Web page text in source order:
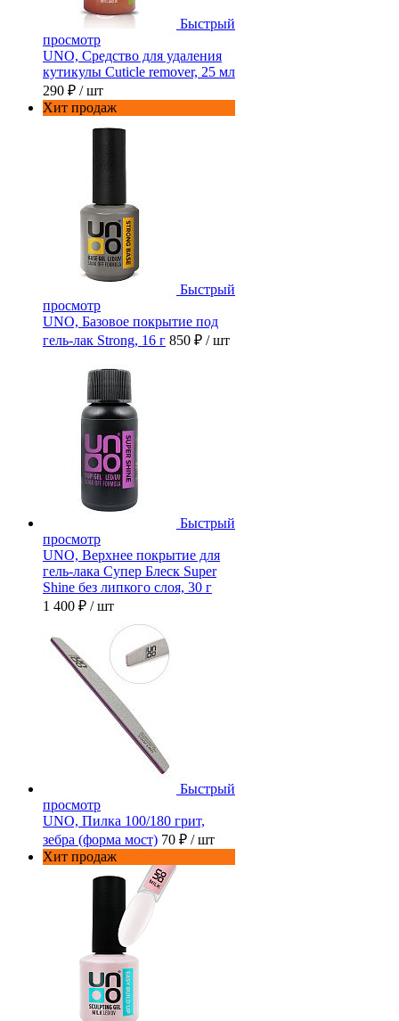
Быстрый
просмотр
UNO, Средство для удаления
кутикулы Cuticle remover, 25 мл
290 ₽ / шт
Хит продаж
Быстрый
просмотр
UNO, Базовое покрытие под
гель-лак Strong, 16 г 850 ₽ / шт
Быстрый
просмотр
UNO, Верхнее покрытие для
гель-лака Супер Блеск Super
Shine без липкого слоя, 30 г
1 400 ₽ / шт
Быстрый
просмотр
UNO, Пилка 100/180 грит,
зебра (форма мост) 70 ₽ / шт
Хит продаж